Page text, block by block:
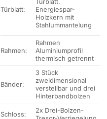
Türblatt:
Türblatt.
Energiespar-
Holzkern mit
Stahlummantelung
Rahmen:
Rahmen
Aluminiumprofil
thermisch getrennt
Bänder:
3 Stück
zweidimensional
verstellbar und drei
Hinterbandbolzen
Schloss:
2x Drei-Bolzen-